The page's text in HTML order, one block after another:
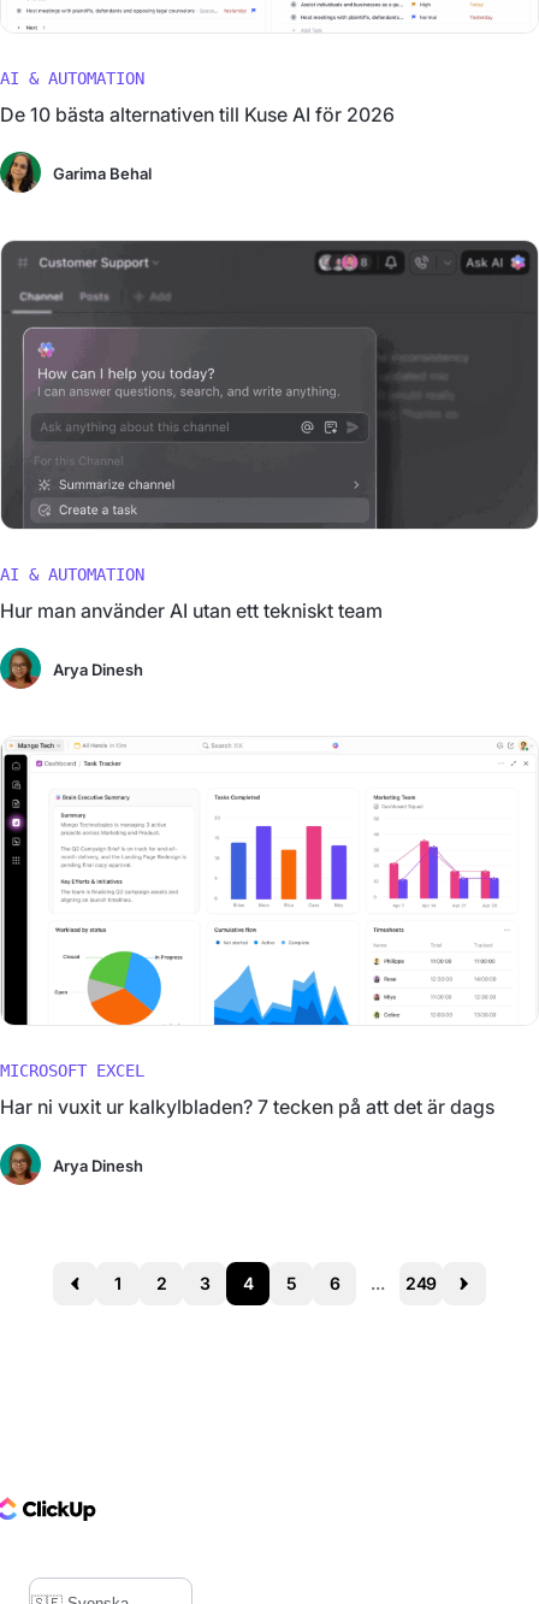
AI & AUTOMATION
De 10 bästa alternativen till Kuse AI för 2026
Garima Behal
AI & AUTOMATION
Hur man använder AI utan ett tekniskt team
Arya Dinesh
MICROSOFT EXCEL
Har ni vuxit ur kalkylbladen? 7 tecken på att det är dags
Arya Dinesh
Prev 1 2 3 4 5 6 ... 249 Next
Logo